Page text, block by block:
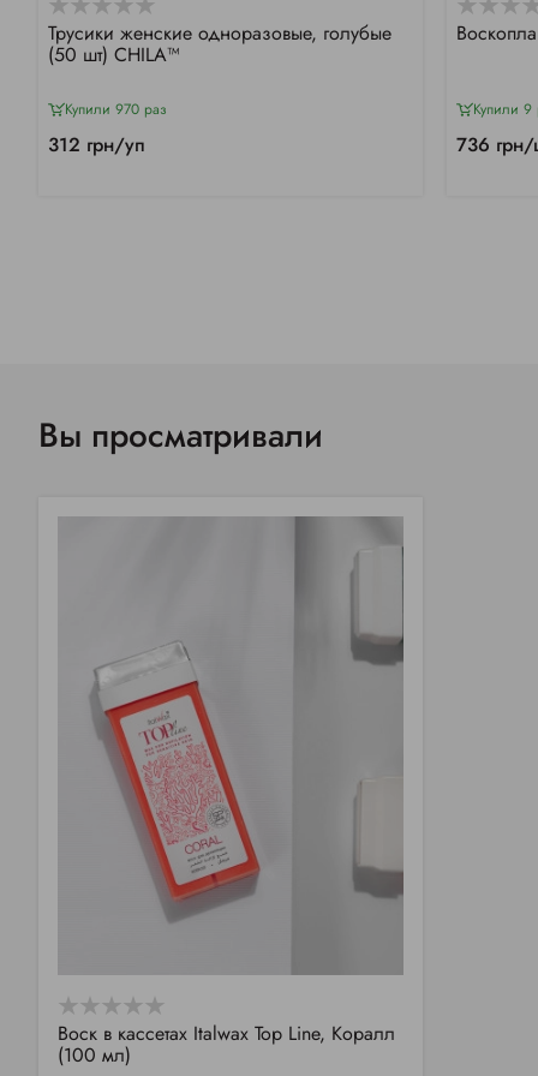
Трусики женские одноразовые, голубые
(50 шт) CHILA™
Купили 970 раз
312 грн/уп
Купили 9
736 грн/
Вы просматривали
Воск в кассетах Italwax Top Line, Коралл
(100 мл)